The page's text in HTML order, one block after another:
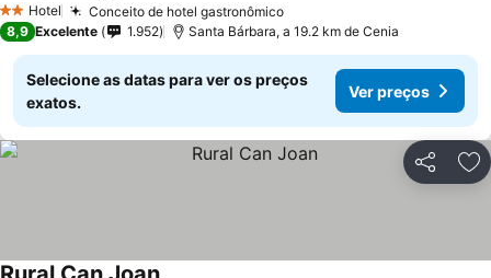
2 Estrelas
Hotel Conceito de hotel gastronômico
8,9 Excelente 1.952 Santa Bárbara, a 19.2 km de Cenia
Selecione as datas para ver os preços
exatos.
Ver preços
Partilhar